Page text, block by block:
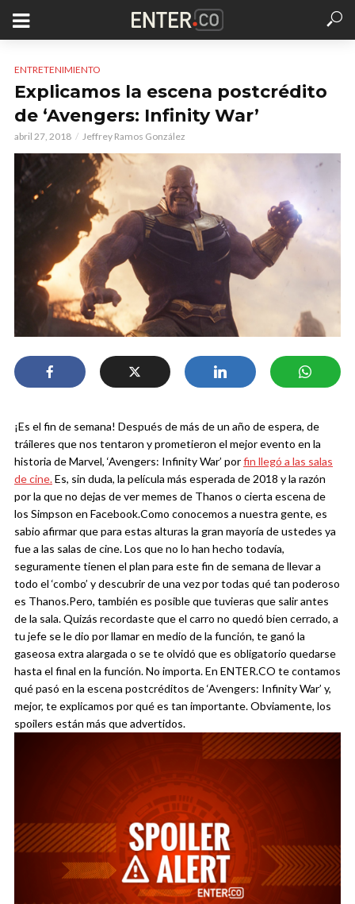
ENTRETENIMIENTO
Explicamos la escena postcrédito
de ‘Avengers: Infinity War’
abril 27, 2018 Jeffrey Ramos González
¡Es el fin de semana! Después de más de un año de espera, de
tráileres que nos tentaron y prometieron el mejor evento en la
historia de Marvel, ‘Avengers: Infinity War’ porfin llegó a las salas
de cine.Es, sin duda, la película más esperada de 2018 y la razón
por la que no dejas de ver memes de Thanos o cierta escena de
los Simpson en Facebook.Como conocemos a nuestra gente, es
sabio afirmar que para estas alturas la gran mayoría de ustedes ya
fue a las salas de cine. Los que no lo han hecho todavía,
seguramente tienen el plan para este fin de semana de llevar a
todo el ‘combo’ y descubrir de una vez por todas qué tan poderoso
es Thanos.Pero, también es posible que tuvieras que salir antes
de la sala. Quizás recordaste que el carro no quedó bien cerrado, a
tu jefe se le dio por llamar en medio de la función, te ganó la
gaseosa extra alargada o se te olvidó que es obligatorio quedarse
hasta el final en la función. No importa. En ENTER.CO te contamos
qué pasó en la escena postcréditos de ‘Avengers: Infinity War’ y,
mejor, te explicamos por qué es tan importante. Obviamente, los
spoilers están más que advertidos.